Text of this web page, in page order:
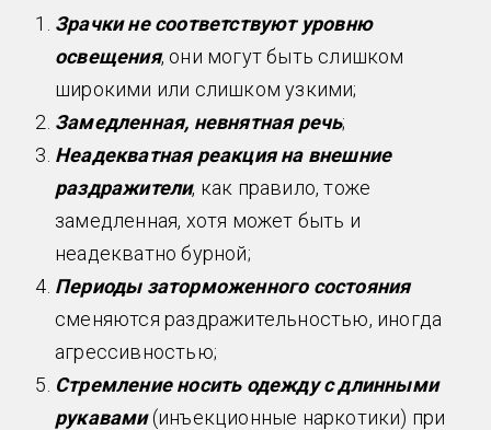
Зрачки не соответствуют уровню
освещения, они могут быть слишком
широкими или слишком узкими;
Замедленная, невнятная речь;
Неадекватная реакция на внешние
раздражители, как правило, тоже
замедленная, хотя может быть и
неадекватно бурной;
Периоды заторможенного состояния
сменяются раздражительностью, иногда
агрессивностью;
Стремление носить одежду с длинными
рукавами(инъекционные наркотики) при